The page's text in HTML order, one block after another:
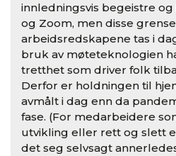
innledningsvis begeistre
og Zoom, men disse
arbeidsredskapene tas i
bruk av møteteknologien
tretthet som driver folk
Derfor er holdningen til
avmålt i dag enn da
fase. (For medarbeidere
utvikling eller rett og slett
det seg selvsagt